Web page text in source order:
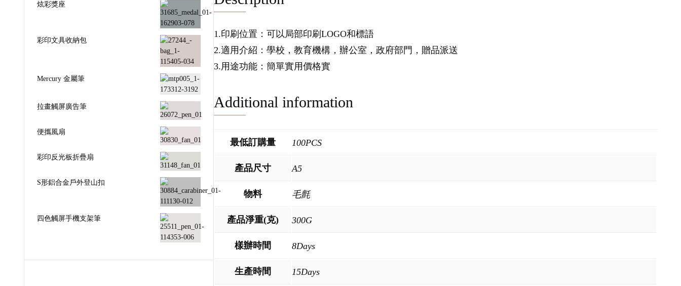
1.印刷位置：可以局部印刷LOGO和標語
2.適用介紹：學校，教育機構，辦公室，政府部門，贈品派送
3.用途功能：簡單實用價格實
Additional information
最低訂購量 100PCS
產品尺寸 A5
物料 毛氈
產品淨重(克) 300G
樣辦時間 8Days
生產時間 15Days
炫彩獎座
彩印文具收納包
Mercury 金屬筆
拉畫觸屏廣告筆
便攜風扇
彩印反光板折疊扇
S形鋁合金戶外登山扣
四色觸屏手機支架筆